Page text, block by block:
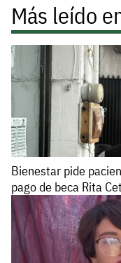
Más leído
Bienestar pide
pago de beca Rita